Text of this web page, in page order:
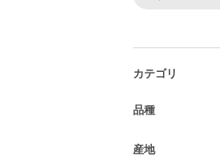
カテゴリ
品種
産地